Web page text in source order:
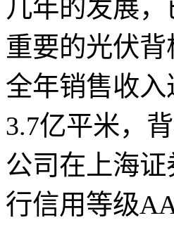
几年的发展
重要的光伏背
全年销售收入
3.7亿平米，
公司在上海
行信用等级